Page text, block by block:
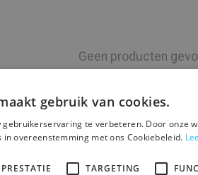
met unieke, plasticvrije
prachtige selectie van
laten zien, terwijl je
elk wat wils.
Geen producten
gebruik van cookies.
te verbeteren. Door onze
overeenstemming met ons Cookiebeleid.
PRESTATIE TARGETING